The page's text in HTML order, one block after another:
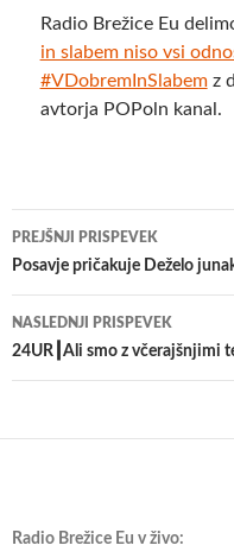
Radio Brežice Eu
in slabem niso vsi
#VDobremInSlabemz
avtorja POPoln kanal.
Krmarjenje
po
prispevkih
PREJŠNJI PRISPEVEK
Posavje pričakuje Deželo
NASLEDNJI PRISPEVEK
24UR┃Ali smo z včerajšnjimi
Radio Brežice Eu v živo: